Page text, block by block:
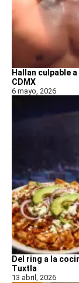
Hallan culpable
CDMX
6 mayo, 2026
Del ring a la
Tuxtla
13 abril, 2026